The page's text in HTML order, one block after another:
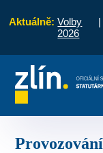
Aktuálně: Volby
2026
|
Provozování technických her -